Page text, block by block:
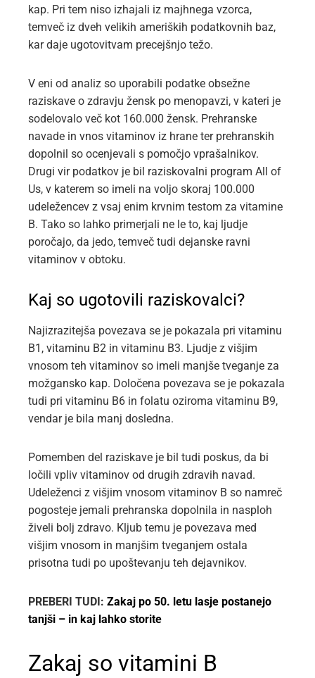
kap. Pri tem niso izhajali iz majhnega vzorca,
temveč iz dveh velikih ameriških podatkovnih baz,
kar daje ugotovitvam precejšnjo težo.
V eni od analiz so uporabili podatke obsežne
raziskave o zdravju žensk po menopavzi, v kateri je
sodelovalo več kot 160.000 žensk. Prehranske
navade in vnos vitaminov iz hrane ter prehranskih
dopolnil so ocenjevali s pomočjo vprašalnikov.
Drugi vir podatkov je bil raziskovalni program All of
Us, v katerem so imeli na voljo skoraj 100.000
udeležencev z vsaj enim krvnim testom za vitamine
B. Tako so lahko primerjali ne le to, kaj ljudje
poročajo, da jedo, temveč tudi dejanske ravni
vitaminov v obtoku.
Kaj so ugotovili raziskovalci?
Najizrazitejša povezava se je pokazala pri vitaminu
B1, vitaminu B2 in vitaminu B3. Ljudje z višjim
vnosom teh vitaminov so imeli manjše tveganje za
možgansko kap. Določena povezava se je pokazala
tudi pri vitaminu B6 in folatu oziroma vitaminu B9,
vendar je bila manj dosledna.
Pomemben del raziskave je bil tudi poskus, da bi
ločili vpliv vitaminov od drugih zdravih navad.
Udeleženci z višjim vnosom vitaminov B so namreč
pogosteje jemali prehranska dopolnila in nasploh
živeli bolj zdravo. Kljub temu je povezava med
višjim vnosom in manjšim tveganjem ostala
prisotna tudi po upoštevanju teh dejavnikov.
PREBERI TUDI: Zakaj po 50. letu lasje postanejo
tanjši – in kaj lahko storite
Zakaj so vitamini B